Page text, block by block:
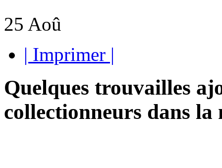
25 Aoû
| Imprimer |
Quelques trouvailles
collectionneurs dans la